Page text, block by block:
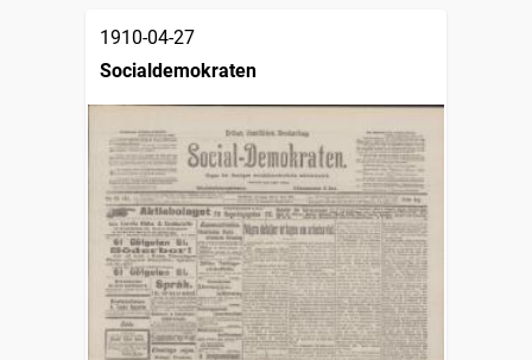
1910-04-27
Socialdemokraten